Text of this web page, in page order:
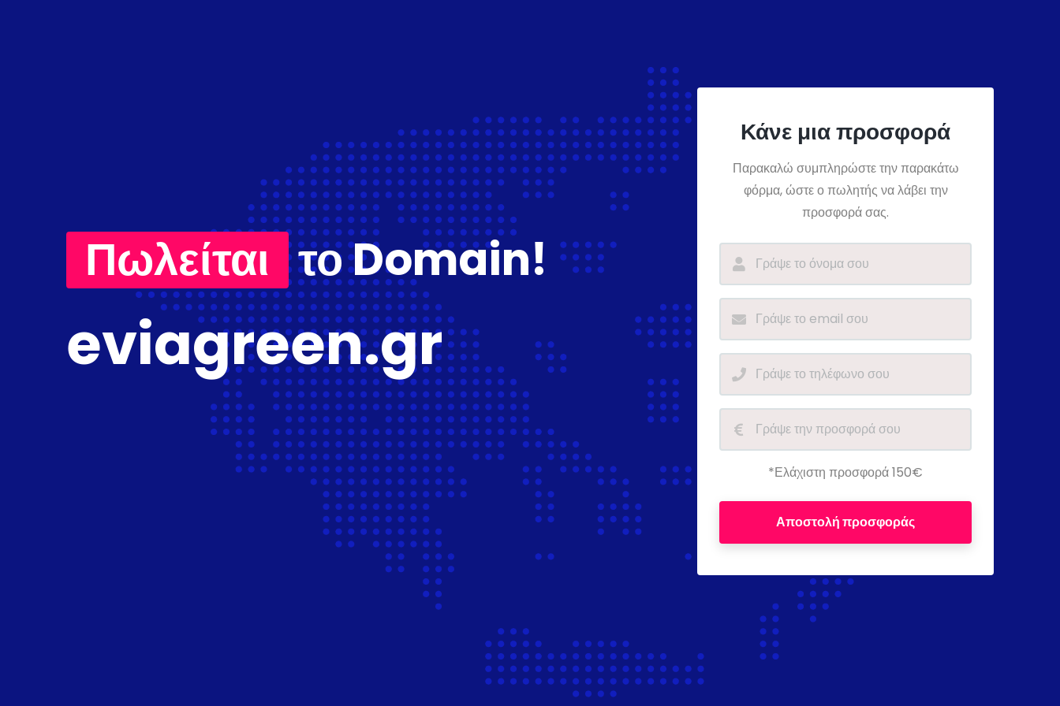
Πωλείται το Domain!
eviagreen.gr
Κάνε μια προσφορά
Παρακαλώ συμπληρώστε την παρακάτω
φόρμα, ώστε ο πωλητής να λάβει την
προσφορά σας.
*Ελάχιστη προσφορά 150€
Αποστολή προσφοράς